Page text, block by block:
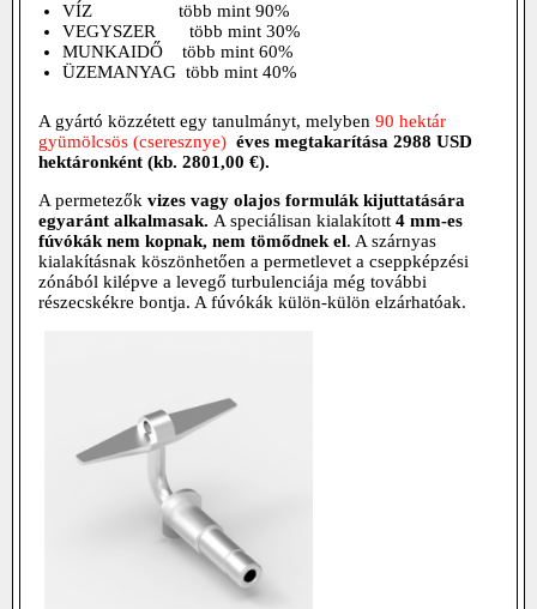
VÍZ több mint 90%
VEGYSZER több mint 30%
MUNKAIDŐ több mint 60%
ÜZEMANYAG több mint 40%
A gyártó közzétett egy tanulmányt, melyben 90 hektár
gyümölcsös (cseresznye) éves megtakarítása 2988 USD
hektáronként (kb. 2801,00 €).
A permetezők vizes vagy olajos formulák kijuttatására
egyaránt alkalmasak. A speciálisan kialakított 4 mm-es
fúvókák nem kopnak, nem tömődnek el. A szárnyas
kialakításnak köszönhetően a permetlevet a cseppképzési
zónából kilépve a levegő turbulenciája még további
részecskékre bontja. A fúvókák külön-külön elzárhatóak.